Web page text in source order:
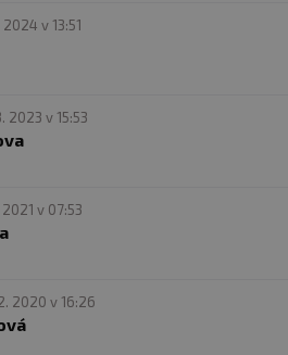
2024 v 13:51
2023 v 15:53
2021 v 07:53
2020 v 16:26